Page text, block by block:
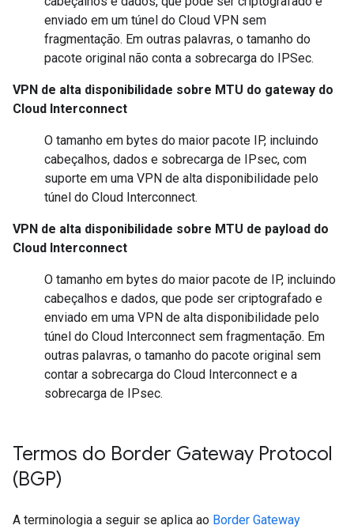
enviado em um túnel do Cloud VPN sem
fragmentação. Em outras palavras, o tamanho do
pacote original não conta a sobrecarga do IPSec.
VPN de alta disponibilidade sobre MTU do gateway do
Cloud Interconnect
O tamanho em bytes do maior pacote IP, incluindo
cabeçalhos, dados e sobrecarga de IPsec, com
suporte em uma VPN de alta disponibilidade pelo
túnel do Cloud Interconnect.
VPN de alta disponibilidade sobre MTU de payload do
Cloud Interconnect
O tamanho em bytes do maior pacote de IP, incluindo
cabeçalhos e dados, que pode ser criptografado e
enviado em uma VPN de alta disponibilidade pelo
túnel do Cloud Interconnect sem fragmentação. Em
outras palavras, o tamanho do pacote original sem
contar a sobrecarga do Cloud Interconnect e a
sobrecarga de IPsec.
Termos do Border Gateway Protocol
(BGP)
A terminologia a seguir se aplica ao Border Gateway